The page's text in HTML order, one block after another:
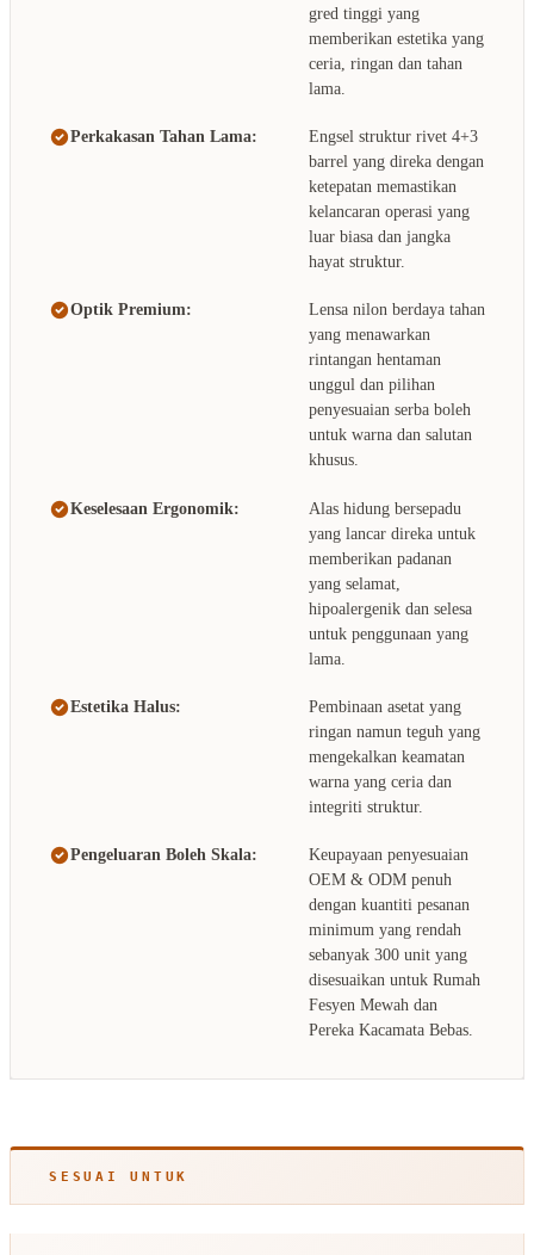
gred tinggi yang
memberikan estetika yang
ceria, ringan dan tahan
lama.
Perkakasan Tahan Lama:
Engsel struktur rivet 4+3
barrel yang direka dengan
ketepatan memastikan
kelancaran operasi yang
luar biasa dan jangka
hayat struktur.
Optik Premium:
Lensa nilon berdaya tahan
yang menawarkan
rintangan hentaman
unggul dan pilihan
penyesuaian serba boleh
untuk warna dan salutan
khusus.
Keselesaan Ergonomik:
Alas hidung bersepadu
yang lancar direka untuk
memberikan padanan
yang selamat,
hipoalergenik dan selesa
untuk penggunaan yang
lama.
Estetika Halus:
Pembinaan asetat yang
ringan namun teguh yang
mengekalkan keamatan
warna yang ceria dan
integriti struktur.
Pengeluaran Boleh Skala:
Keupayaan penyesuaian
OEM & ODM penuh
dengan kuantiti pesanan
minimum yang rendah
sebanyak 300 unit yang
disesuaikan untuk Rumah
Fesyen Mewah dan
Pereka Kacamata Bebas.
SESUAI UNTUK